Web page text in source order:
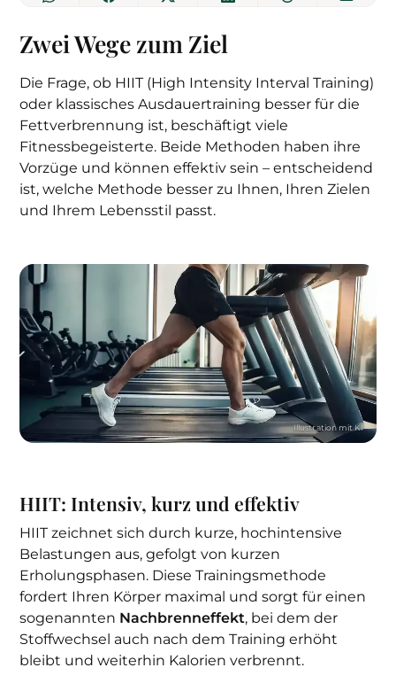
Zwei Wege zum Ziel
Die Frage, ob HIIT (High Intensity Interval Training)
oder klassisches Ausdauertraining besser für die
Fettverbrennung ist, beschäftigt viele
Fitnessbegeisterte. Beide Methoden haben ihre
Vorzüge und können effektiv sein – entscheidend
ist, welche Methode besser zu Ihnen, Ihren Zielen
und Ihrem Lebensstil passt.
HIIT: Intensiv, kurz und effektiv
HIIT zeichnet sich durch kurze, hochintensive
Belastungen aus, gefolgt von kurzen
Erholungsphasen. Diese Trainingsmethode
fordert Ihren Körper maximal und sorgt für einen
sogenannten Nachbrenneffekt, bei dem der
Stoffwechsel auch nach dem Training erhöht
bleibt und weiterhin Kalorien verbrennt.